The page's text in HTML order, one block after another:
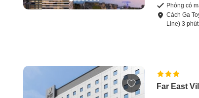
Phòng có
CáchGa Toyosu (Tokyo
Line) 3
Far East